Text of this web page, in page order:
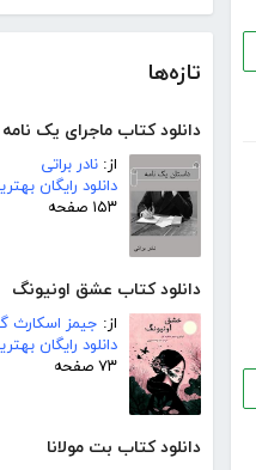
تازه‌ها
دانلود کتاب ماجرای یک نامه
از: نادر براتی
دانلود رایگان
۱۵۳ صفحه
دانلود کتاب عشق اونیونگ
از: جیمز اسکارث
دانلود رایگان
۷۳ صفحه
دانلود کتاب بت مولانا